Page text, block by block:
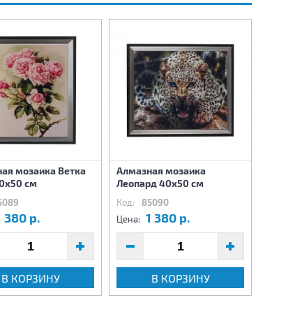
мозаика Ветка
см
380 р.
В КОРЗИНУ
Алмазная мозаика
Леопард 40х50 см
Код: 85090
Цена: 1 380 р.
В КОРЗИНУ